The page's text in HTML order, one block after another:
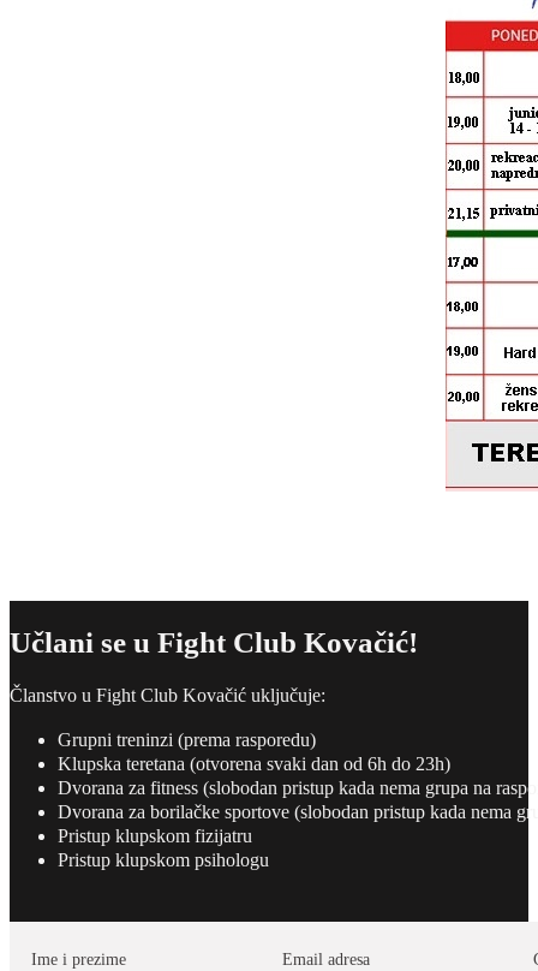
Učlani se u Fight Club Kovačić!
Članstvo u Fight Club Kovačić uključuje:
Grupni treninzi (prema rasporedu)
Klupska teretana (otvorena svaki dan od 6h do 23h)
Dvorana za fitness (slobodan pristup kada nema grupa na
Dvorana za borilačke sportove (slobodan pristup kada nema
Pristup klupskom fizijatru
Pristup klupskom psihologu
Ime i prezime Email adresa